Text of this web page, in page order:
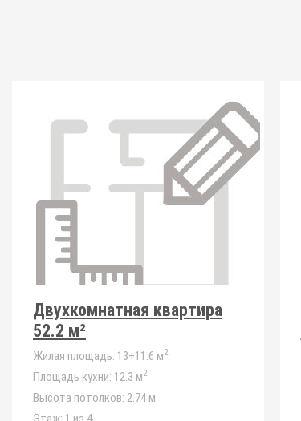
Двухкомнатная квартира
52.2 м²
Жилая площадь: 13+11.6 м2
Площадь кухни: 12.3 м2
Высота потолков: 2.74 м